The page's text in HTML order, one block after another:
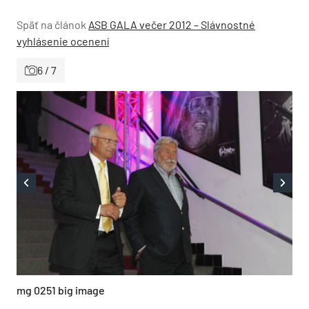
Späť na článok ASB GALA večer 2012 – Slávnostné
vyhlásenie ocenení
6 / 7
mg 0251 big image